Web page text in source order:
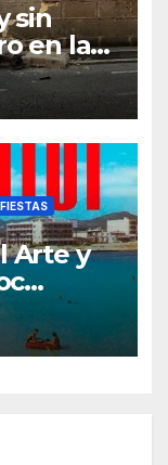
sin
en la
y
FIESTAS
Arte y